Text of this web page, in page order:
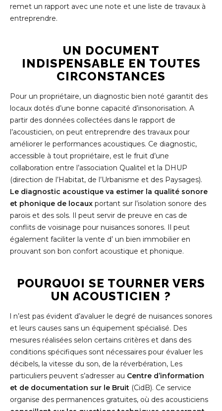
remet un rapport avec une note et une liste de travaux à
entreprendre.
UN DOCUMENT
INDISPENSABLE EN TOUTES
CIRCONSTANCES
Pour un propriétaire, un diagnostic bien noté garantit des
locaux dotés d’une bonne capacité d’insonorisation. A
partir des données collectées dans le rapport de
l’acousticien, on peut entreprendre des travaux pour
améliorer le performances acoustiques. Ce diagnostic,
accessible à tout propriétaire, est le fruit d’une
collaboration entre l’association Qualitel et la DHUP
(direction de l’Habitat, de l’Urbanisme et des Paysages).
Le diagnostic acoustique va estimer la qualité sonore
et phonique de locaux portant sur l’isolation sonore des
parois et des sols. Il peut servir de preuve en cas de
conflits de voisinage pour nuisances sonores. Il peut
également faciliter la vente d’ un bien immobilier en
prouvant son bon confort acoustique et phonique.
POURQUOI SE TOURNER VERS
UN ACOUSTICIEN ?
l n’est pas évident d’avaluer le degré de nuisances sonores
et leurs causes sans un équipement spécialisé. Des
mesures réalisées selon certains critères et dans des
conditions spécifiques sont nécessaires pour évaluer les
décibels, la vitesse du son, de la réverbération, Les
particuliers peuvent s’adresser au Centre d’information
et de documentation sur le Bruit (CidB). Ce service
organise des permanences gratuites, où des acousticiens